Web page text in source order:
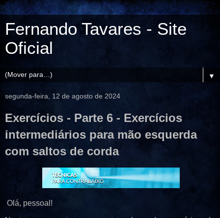
Fernando Tavares - Site
Oficial
▼
segunda-feira, 12 de agosto de 2024
Exercícios - Parte 6 - Exercícios
intermediários para mão esquerda
com saltos de corda
Olá, pessoal!